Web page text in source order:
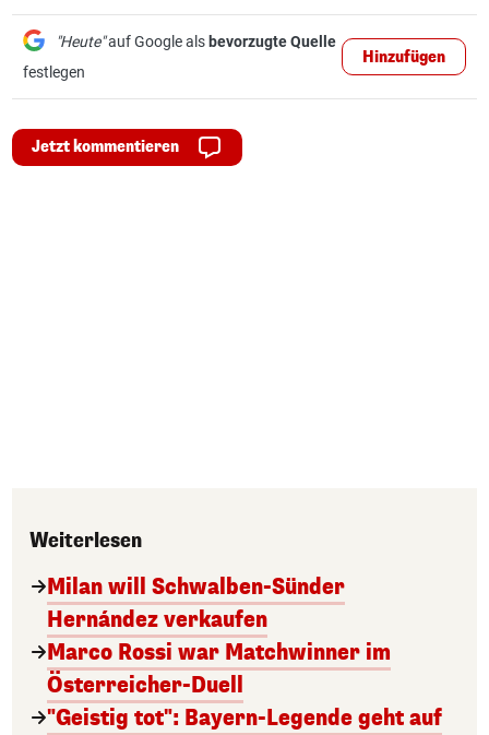
"Heute"auf Google als bevorzugte Quelle
festlegen
Hinzufügen
Jetzt kommentieren
Weiterlesen
Milan will Schwalben-Sünder
Hernández verkaufen
Marco Rossi war Matchwinner im
Österreicher-Duell
"Geistig tot": Bayern-Legende geht auf